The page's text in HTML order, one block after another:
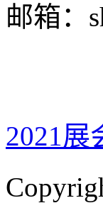
邮箱：
2021展